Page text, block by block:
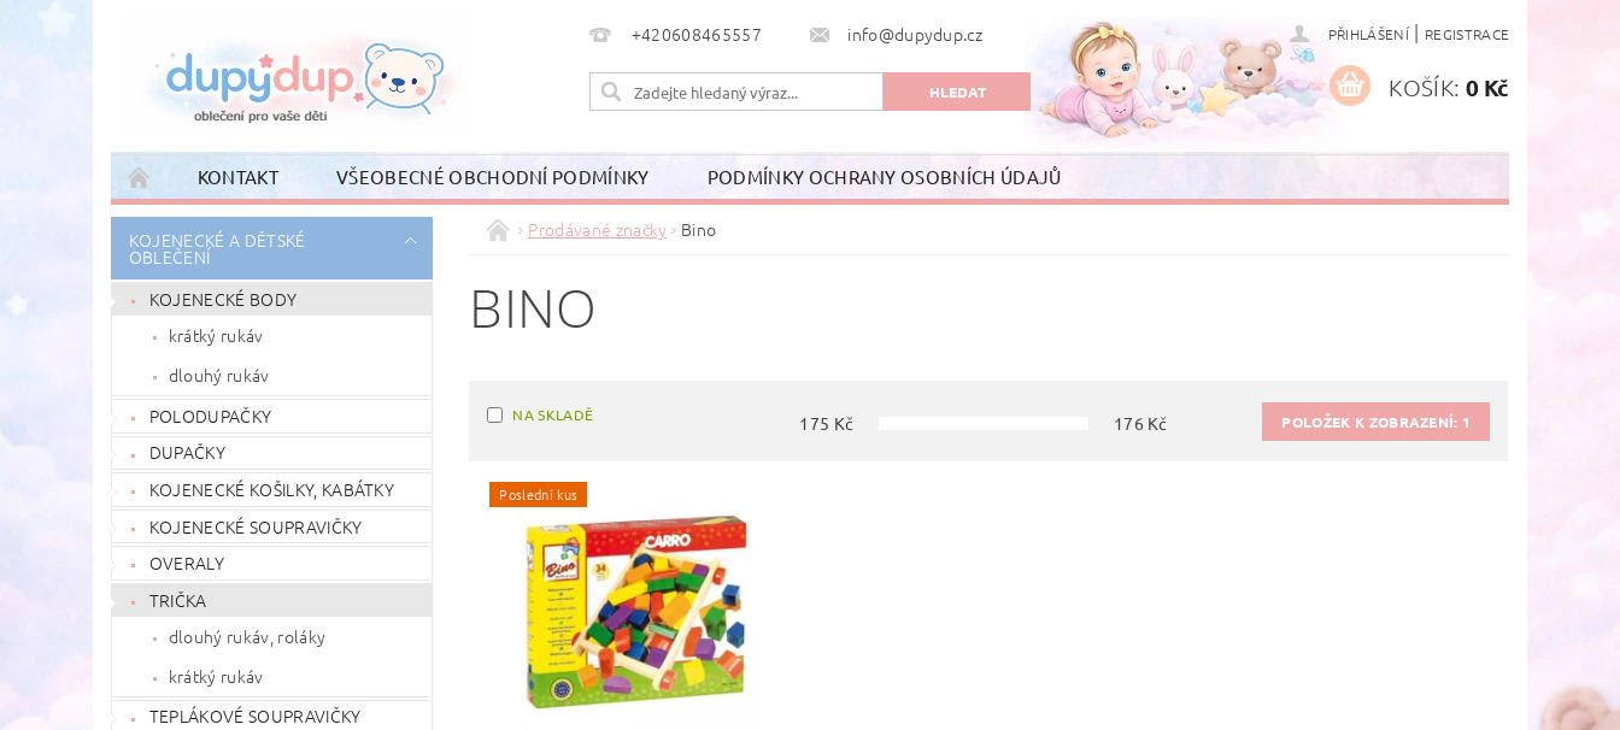
+420608465557 info@dupydup.cz PŘIHLÁŠENÍ | REGISTRACE
KOŠÍK: 0 Kč
KONTAKT VŠEOBECNÉ OBCHODNÍ PODMÍNKY PODMÍNKY OCHRANY OSOBNÍCH ÚDAJŮ
KOJENECKÉ A DĚTSKÉ
OBLEČENÍ
KOJENECKÉ BODY
krátký rukáv
dlouhý rukáv
POLODUPAČKY
DUPAČKY
KOJENECKÉ KOŠILKY, KABÁTKY
KOJENECKÉ SOUPRAVIČKY
OVERALY
TRIČKA
dlouhý rukáv, roláky
krátký rukáv
TEPLÁKOVÉ SOUPRAVIČKY
Prodávané značky Bino
BINO
NA SKLADĚ 175 Kč 176 Kč POLOŽEK K ZOBRAZENÍ: 1
Poslední kus